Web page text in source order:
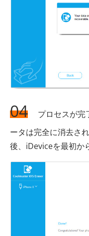
04
プロセスが完
ータは完全に消去さ
後、iDeviceを最初か